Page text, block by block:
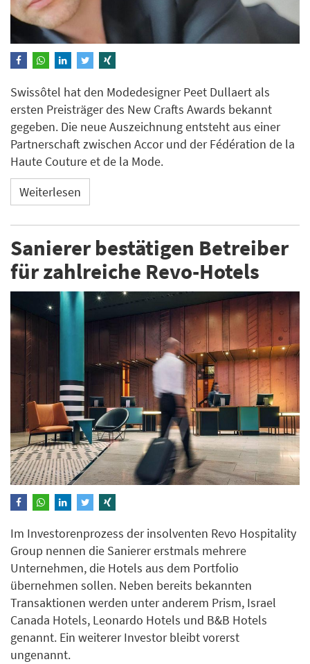
Swissôtel hat den Modedesigner Peet Dullaert als
ersten Preisträger des New Crafts Awards bekannt
gegeben. Die neue Auszeichnung entsteht aus einer
Partnerschaft zwischen Accor und der Fédération de la
Haute Couture et de la Mode.
Weiterlesen
Sanierer bestätigen Betreiber
für zahlreiche Revo-Hotels
Im Investorenprozess der insolventen Revo Hospitality
Group nennen die Sanierer erstmals mehrere
Unternehmen, die Hotels aus dem Portfolio
übernehmen sollen. Neben bereits bekannten
Transaktionen werden unter anderem Prism, Israel
Canada Hotels, Leonardo Hotels und B&B Hotels
genannt. Ein weiterer Investor bleibt vorerst
ungenannt.